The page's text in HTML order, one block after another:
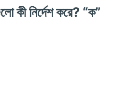
কী নির্দেশ করে? “ক”